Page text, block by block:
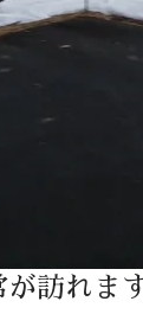
が訪れま